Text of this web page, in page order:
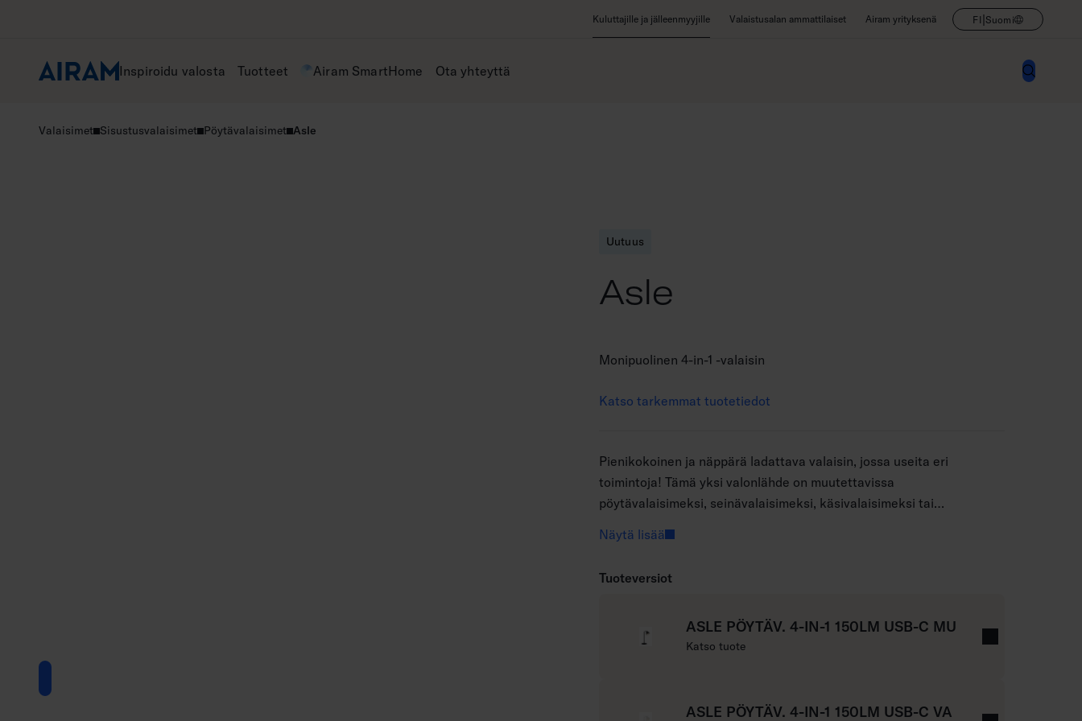
Kuluttajille ja jälleenmyyjille Valaistusalan ammattilaiset Airam yrityksenä FI |Suomi
Inspiroidu valosta Tuotteet Airam SmartHome Ota yhteyttä
Valaisimet Sisustusvalaisimet Pöytävalaisimet Asle
Uutuus
Asle
Monipuolinen 4-in-1 -valaisin
Katso tarkemmat tuotetiedot
Pienikokoinen ja näppärä ladattava valaisin, jossa useita eri
toimintoja! Tämä yksi valonlähde on muutettavissa
pöytävalaisimeksi, seinävalaisimeksi, käsivalaisimeksi tai
Siirtele valaisinkupua sopivaan jalustaan käyttötarpeesi mukaan.
ladattava, USB-A/USB-C -latauskaapeli sisältyy pakkaukseen,
mustana, valkoisena tai ruusukullan sävyisenä.
Näytä lisää
Tuoteversiot
ASLE PÖYTÄV. 4-IN-1 150LM USB-C MU
Katso tuote
ASLE PÖYTÄV. 4-IN-1 150LM USB-C VA